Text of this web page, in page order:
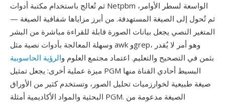
ثم تُعالج باستخدام مكتبة أدوات Netpbm الواسعة لسطر الأوامر،
ثم تُحول إلى الصيغة المستهدفة. من أبرز مزاياها شفافية الصيغة —
المتغير النصي يجعل بيانات الصورة قابلة للقراءة مباشرة من البشر
وسهلة المعالجة بأدوات نصية مثل awk وgrep، وهو أمر لا يُقدر
بثمن في التصحيح والتعليم. اعتماد مجتمع العلوم والرؤية الحاسوبية
ميزة عملية أخرى: يجعل تمثيل PGM البسيط أحادي القناة منها
صيغة طبيعية لخوارزميات تحليل الصور، وتستخدم كثير من الأوراق
البحثية والمواد الأكاديمية أمثلة PGM. الصيغة مدعومة من